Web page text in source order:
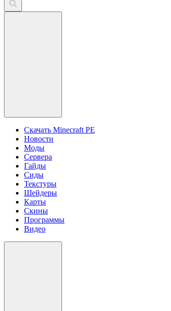
Скачать Minecraft PE
Новости
Моды
Сервера
Гайды
Сиды
Текстуры
Шейдеры
Карты
Скины
Программы
Видео